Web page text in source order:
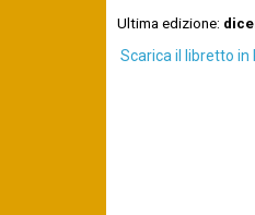
Ultima edizione:
Scarica il libretto in